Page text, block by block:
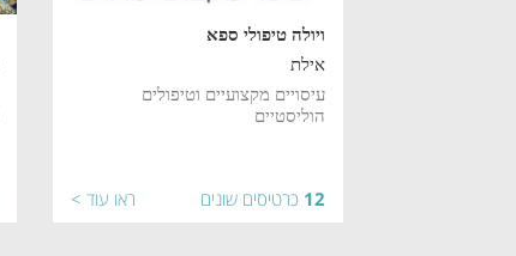
ויולה טיפולי ספא
אילת
עיסויים מקצועיים וטיפולים
הוליסטיים
12 כרטיסים שונים ראו עוד >